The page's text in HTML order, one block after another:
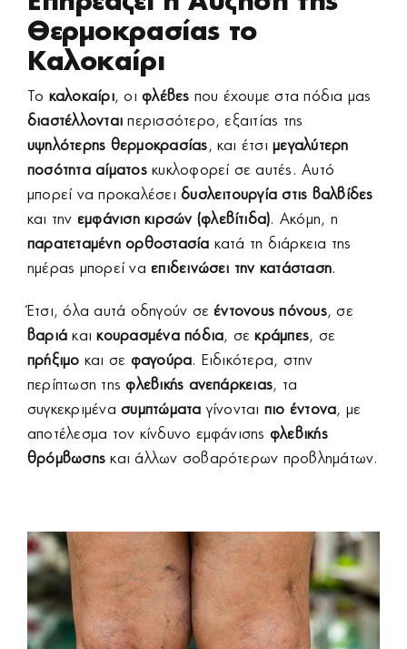
Θερμοκρασίας το
Καλοκαίρι
Το καλοκαίρι, οιφλέβες που έχουμε στα πόδια μας
διαστέλλονται περισσότερο, εξαιτίας της
υψηλότερης θερμοκρασίας, και έτσιμεγαλύτερη
ποσότητα αίματοςκυκλοφορεί σε αυτές. Αυτό
μπορεί να προκαλέσειδυσλειτουργία στις βαλβίδες
και την εμφάνιση κιρσών (φλεβίτιδα). Ακόμη, η
παρατεταμένη ορθοστασία κατά τη διάρκεια της
ημέρας μπορεί ναεπιδεινώσει την κατάσταση.
Έτσι, όλα αυτά οδηγούν σεέντονους πόνους, σε
βαριά καικουρασμένα πόδια, σεκράμπες, σε
πρήξιμο και σε φαγούρα. Ειδικότερα, στην
περίπτωση τηςφλεβικής ανεπάρκειας, τα
συγκεκριμένασυμπτώματα γίνονται πιο έντονα, με
αποτέλεσμα τον κίνδυνο εμφάνισης φλεβικής
θρόμβωσης και άλλων σοβαρότερων προβλημάτων.